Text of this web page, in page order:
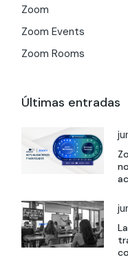
Zoom
Zoom Events
Zoom Rooms
Últimas entradas